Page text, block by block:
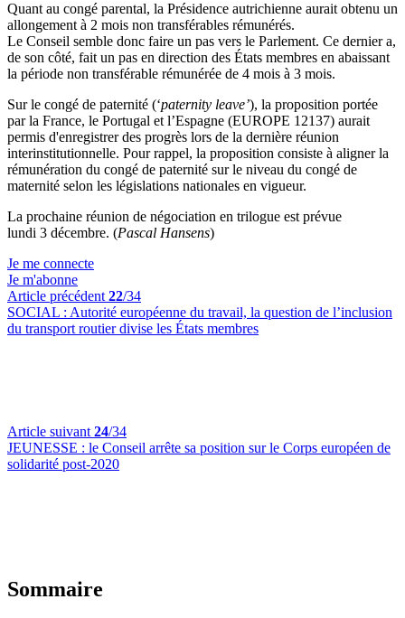
Quant au congé parental, la Présidence autrichienne aurait obtenu un
allongement à 2 mois non transférables rémunérés.
Le Conseil semble donc faire un pas vers le Parlement. Ce dernier a,
de son côté, fait un pas en direction des États membres en abaissant
la période non transférable rémunérée de 4 mois à 3 mois.
Sur le congé de paternité (‘paternity leave’), la proposition portée
par la France, le Portugal et l’Espagne (EUROPE 12137) aurait
permis d'enregistrer des progrès lors de la dernière réunion
interinstitutionnelle. Pour rappel, la proposition consiste à aligner la
rémunération du congé de paternité sur le niveau du congé de
maternité selon les législations nationales en vigueur.
La prochaine réunion de négociation en trilogue est prévue
lundi 3 décembre. (Pascal Hansens)
Je me connecte
Je m'abonne
Article précédent 22/34
SOCIAL : Autorité européenne du travail, la question de l’inclusion
du transport routier divise les États membres
Article suivant 24/34
JEUNESSE : le Conseil arrête sa position sur le Corps européen de
solidarité post-2020
Sommaire